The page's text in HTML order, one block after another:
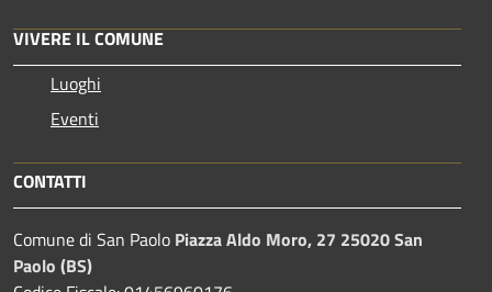
VIVERE IL COMUNE
Luoghi
Eventi
CONTATTI
Comune di San Paolo Piazza Aldo Moro, 27 25020 San
Paolo (BS)